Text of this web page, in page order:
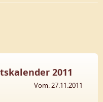
2011
Vom: 27.11.2011